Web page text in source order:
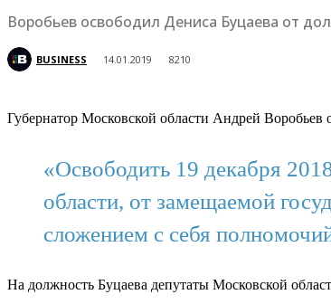
Воробьев освободил Дениса Буцаева от
BUSINESS 14.01.2019 8210
Губернатор Московской области Андрей Воробьев
«Освободить 19 декабря
области, от замещаемой
сложением с себя
На должность Буцаева депутаты Московской